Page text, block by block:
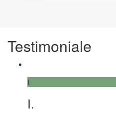
Testimoniale
I
I.